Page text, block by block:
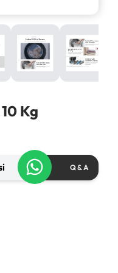
Kg
Q & A